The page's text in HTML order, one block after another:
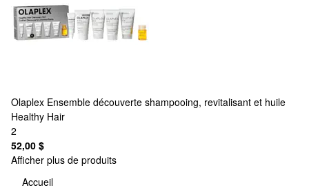
Olaplex Ensemble découverte shampooing, revitalisant et huile
Healthy Hair
2
52,00 $
Afficher plus de produits
Accueil